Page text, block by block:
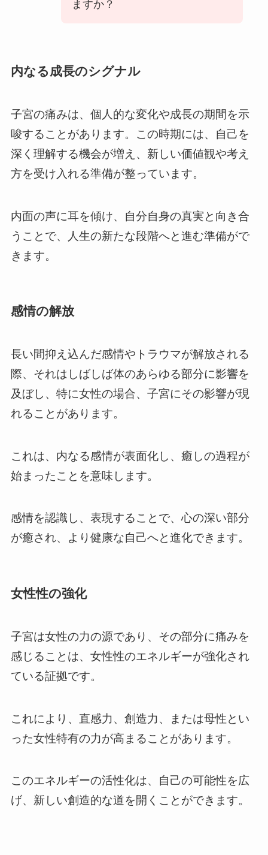
ますか？
内なる成長のシグナル
子宮の痛みは、個人的な変化や成長の期間を示
唆することがあります。この時期には、自己を
深く理解する機会が増え、新しい価値観や考え
方を受け入れる準備が整っています。
内面の声に耳を傾け、自分自身の真実と向き合
うことで、人生の新たな段階へと進む準備がで
きます。
感情の解放
長い間抑え込んだ感情やトラウマが解放される
際、それはしばしば体のあらゆる部分に影響を
及ぼし、特に女性の場合、子宮にその影響が現
れることがあります。
これは、内なる感情が表面化し、癒しの過程が
始まったことを意味します。
感情を認識し、表現することで、心の深い部分
が癒され、より健康な自己へと進化できます。
女性性の強化
子宮は女性の力の源であり、その部分に痛みを
感じることは、女性性のエネルギーが強化され
ている証拠です。
これにより、直感力、創造力、または母性とい
った女性特有の力が高まることがあります。
このエネルギーの活性化は、自己の可能性を広
げ、新しい創造的な道を開くことができます。